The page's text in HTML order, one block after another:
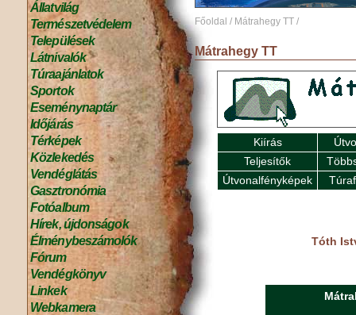
Állatvilág
Természetvédelem
Települések
Látnivalók
Túraajánlatok
Sportok
Eseménynaptár
Időjárás
Térképek
Közlekedés
Vendéglátás
Gasztronómia
Fotóalbum
Hírek, újdonságok
Élménybeszámolók
Fórum
Vendégkönyv
Linkek
Webkamera
Főoldal / Mátrahegy TT /
Mátrahegy TT
Kiírás
Teljesítők
Útvonalfényképek
Tóth